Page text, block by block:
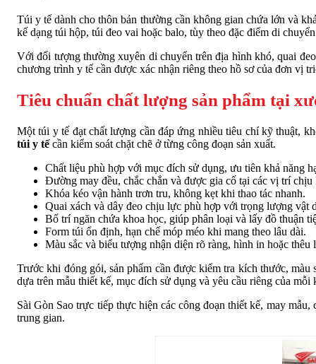
Túi y tế dành cho thôn bản thường cần không gian chứa lớn và
kế dạng túi hộp, túi đeo vai hoặc balo, tùy theo đặc điểm di
Với đối tượng thường xuyên di chuyển trên địa hình khó, quai
chương trình y tế cần được xác nhận riêng theo hồ sơ của đơn vị
Tiêu chuẩn chất lượng sản phẩm tại
Một túi y tế đạt chất lượng cần đáp ứng nhiều tiêu chí kỹ thuật,
túi y tếcần kiểm soát chặt chẽ ở từng công đoạn sản xuất.
Chất liệu phù hợp với mục đích sử dụng, ưu tiên khả năng
Đường may đều, chắc chắn và được gia cố tại các vị trí
Khóa kéo vận hành trơn tru, không kẹt khi thao tác nhanh.
Quai xách và dây đeo chịu lực phù hợp với trọng lượng vật
Bố trí ngăn chứa khoa học, giúp phân loại và lấy đồ thuận
Form túi ổn định, hạn chế móp méo khi mang theo lâu dài.
Màu sắc và biểu tượng nhận diện rõ ràng, hình in hoặc thêu
Trước khi đóng gói, sản phẩm cần được kiểm tra kích thước,
dựa trên mẫu thiết kế, mục đích sử dụng và yêu cầu riêng của mỗi
Sài Gòn Sao trực tiếp thực hiện các công đoạn thiết kế, may
trung gian.